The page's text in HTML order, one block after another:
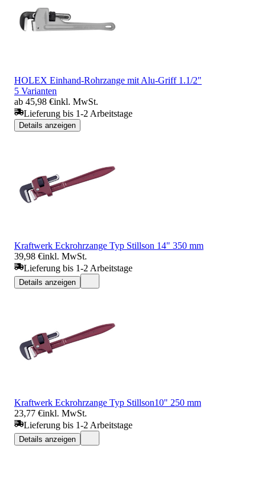
HOLEX Einhand-Rohrzange mit Alu-Griff 1.1/2"
5 Varianten
ab 45,98 €inkl. MwSt.
Lieferung bis 1-2 Arbeitstage
Details anzeigen
Kraftwerk Eckrohrzange Typ Stillson 14" 350 mm
39,98 €inkl. MwSt.
Lieferung bis 1-2 Arbeitstage
Details anzeigen
Kraftwerk Eckrohrzange Typ Stillson10" 250 mm
23,77 €inkl. MwSt.
Lieferung bis 1-2 Arbeitstage
Details anzeigen